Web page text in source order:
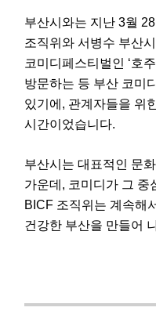
부산시와는 지난 3월
조직위와 서병수 부산
코미디페스티벌인 ‘호
방문하는 등 부산 코미
있기에, 관계자들을 위
시간이었습니다.
부산시는 대표적인 문
가운데, 코미디가 그 중
BICF 조직위는 계속해
건강한 부산을 만들어